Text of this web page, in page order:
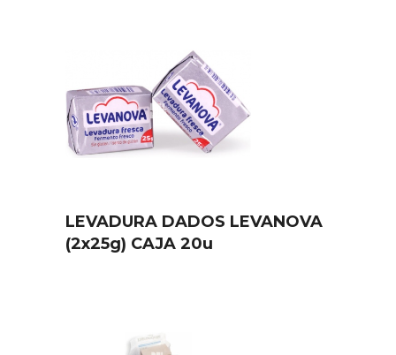
LEVADURA DADOS LEVANOVA
(2x25g) CAJA 20u